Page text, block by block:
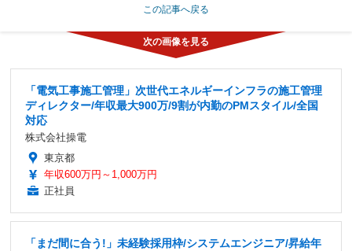
この記事へ戻る
「電気工事施工管理」次世代エネルギーインフラの施工管理
ディレクター/年収最大900万/9割が内勤のPMスタイル/全国
対応
株式会社操電
東京都
年収600万円～1,000万円
正社員
「まだ間に合う!」未経験採用枠/システムエンジニア/昇給年